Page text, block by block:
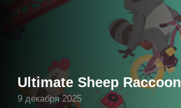
Ultimate Sheep Raccoon
9 декабря 2025